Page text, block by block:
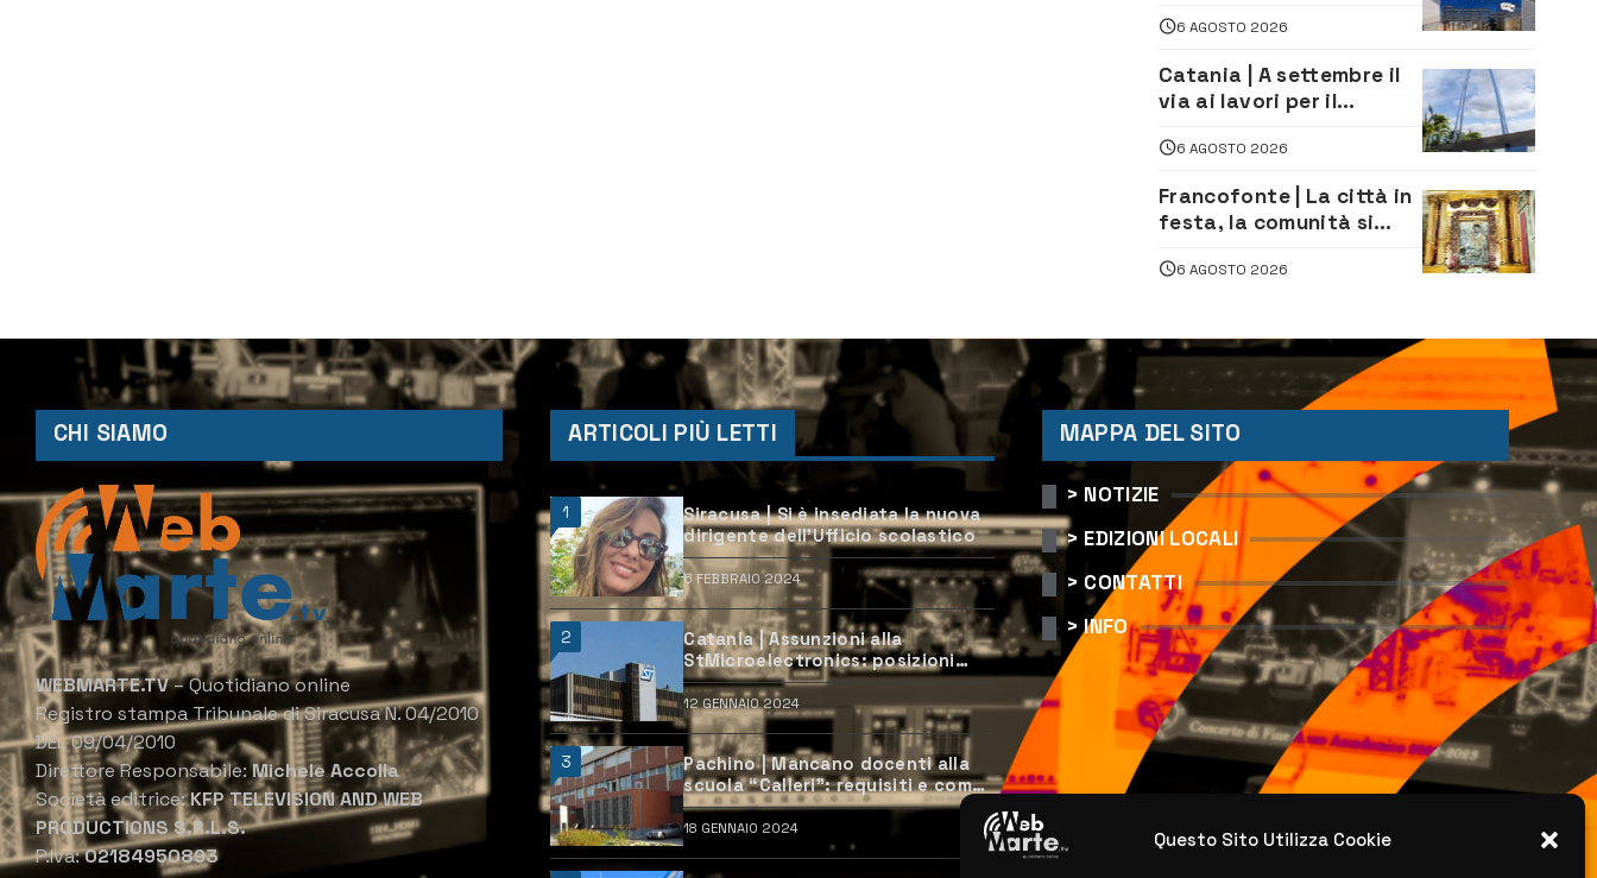
Questo Sito Utilizza Cookie
le Stelle: piazza
D’Astorga già sold out
6 AGOSTO 2026
Catania | A settembre il
via ai lavori per il
sud del porto
6 AGOSTO 2026
Francofonte | La città in
festa, la comunità si
della Neve tra fede e
6 AGOSTO 2026
CHI SIAMO
WEBMARTE.TV– Quotidiano online
Registro stampa Tribunale di Siracusa N. 04/2010
DEL 09/04/2010
Direttore Responsabile:Michele Accolla
Società editrice:KFP TELEVISION AND WEB
PRODUCTIONS S.R.L.S.
P.Iva:02184950893
ARTICOLI PIÙ LETTI
1
Siracusa | Si è insediata la nuova
dirigente dell’Ufficio scolastico
6 FEBBRAIO 2024
2
Catania | Assunzioni alla
StMicroelectronics: posizioni
aperte e come candidarsi
12 GENNAIO 2024
3
Pachino | Mancano docenti alla
scuola “Calleri”: requisiti e come
candidarsi
18 GENNAIO 2024
MAPPA DEL SITO
> NOTIZIE
> EDIZIONI LOCALI
> CONTATTI
> INFO